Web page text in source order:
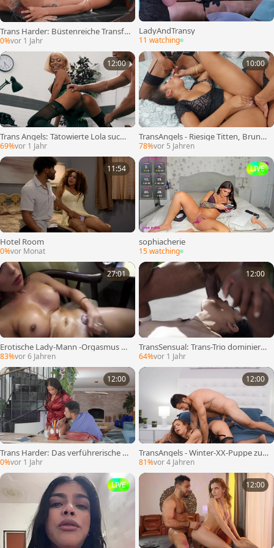
Trans Harder: Büstenreiche Transfr
au bestellt Rüstung
0%vor 1 Jahr
LadyAndTransy
11 watching
12:00
Trans Angels: Tätowierte Lola sucht
zusätzliche Aufmerksamkeit von Ro
man
69%vor 1 Jahr
10:00
TransAngels - Riesige Titten, Brunn
a Dior Reverse Cowgirl
78%vor 5 Jahren
11:54
Hotel Room
0%vor Monat
LIVE
sophiacherie
15 watching
27:01
Erotische Lady-Mann -Orgasmus Z
usammenstellung 1
83%vor 6 Jahren
12:00
TransSensual: Trans-Trio dominiert
Hartholz-Spaß
64%vor 1 Jahr
12:00
Trans Harder: Das verführerische Ar
schloch erkunden
0%vor 1 Jahr
12:00
TransAngels - Winter-XX-Puppe zus
ammen mit einem Mann, der einen
großen Schwanz hat
81%vor 4 Jahren
LIVE 12:00